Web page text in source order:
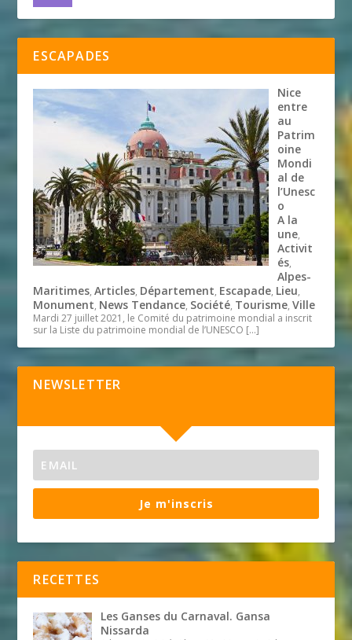
ESCAPADES
Nice
entre
au
Patrim
oine
Mondi
al de
l’Unesc
o
A la
une,
Activit
és,
Alpes-
Maritimes,Articles, Département, Escapade, Lieu,
Monument, News Tendance, Société, Tourisme,Ville
Mardi 27 juillet 2021, le Comité du patrimoine mondial a inscrit
sur la Liste du patrimoine mondial de l’UNESCO […]
NEWSLETTER
Je m'inscris
RECETTES
Les Ganses du Carnaval. Gansa
Nissarda